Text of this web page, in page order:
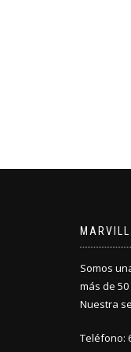
Somos
más de
Nuestra
Teléfono: